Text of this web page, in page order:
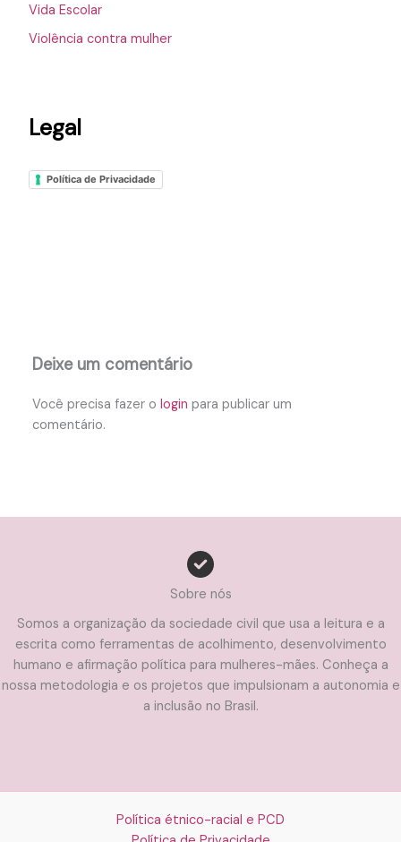
Vida Escolar
Violência contra mulher
Legal
Política de Privacidade
Deixe um comentário
Você precisa fazer ologin para publicar um
comentário.
Sobre nós
Somos a organização da sociedade civil que usa a leitura e a
escrita como ferramentas de acolhimento, desenvolvimento
humano e afirmação política para mulheres-mães. Conheça a
nossa metodologia e os projetos que impulsionam a autonomia e
a inclusão no Brasil.
Política étnico-racial e PCD